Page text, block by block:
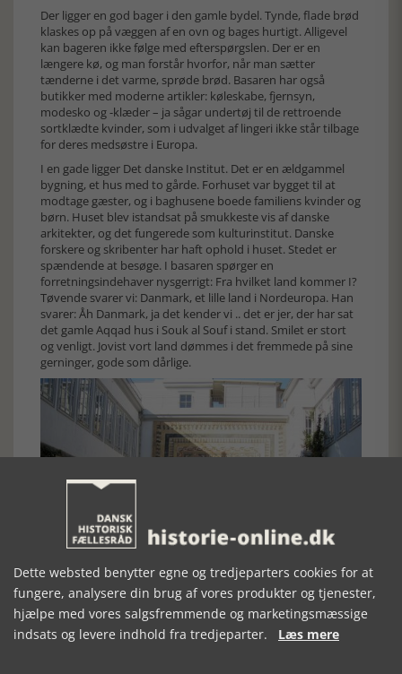
Der ligger en god bager i den gamle bydel. Tynde, flade brød
klaskes op på væggen af en ovn og bages hurtigt. Alligevel
kan bageren ikke følge med efterspørgslen. Der er en
længere kø, og man forstår hvorfor, når man sætter
tænderne i det varme, sprøde brød. Basaren har også
butikker med moderne artikler: køleskabe, fjernsyn,
modesko og -klæder – ja sågar undertøj til de rettroende
sortklædte kvinder, som i udvalget af lingeri ikke står tilbage
for deres medsøstre i Europa.
I en gade ligger Det danske Institut. Det er en ældgammel
bygning, et hus med to gårde. Forhuset var bygget til at
modtage gæster, og i baghusene boede familiens kvinder og
børn. Huset blev istandsat på smukkeste vis af danske
arkitekter, og det fungerede som kulturinstitut. Danske
forskere og skribenter har haft ophold i huset. Stedet er
spændende at besøge. I basaren spørger en
forretningsindehaver nysgerrigt: Fra hvilket land kommer I?
Tøvende svarer vi: Danmark, et lille land i Nordeuropa. Han
svarer: Åh Danmark, ja det kender vi .. det er jer, der har sat
det gamle Aqqad hus i Souk al Souf i stand. Smilet er stort
og venligt. Jovist vort land dømmes i det fremmede på sine
gerninger, gode som dårlige.
Den forreste gård i Det danske Institut, som blev lukket i 2012
på grund af krigen. foto om
Dette websted benytter egne og tredjeparters cookies for at
fungere, analysere din brug af vores produkter og tjenester,
hjælpe med vores salgsfremmende og marketingsmæssige
indsats og levere indhold fra tredjeparter. Læs mere